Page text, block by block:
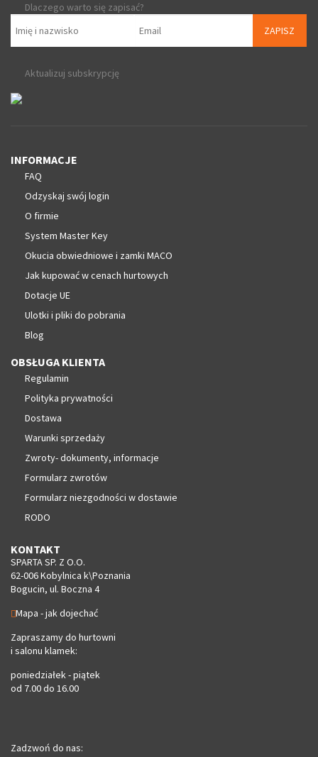
Dlaczego warto się zapisać?
ZAPISZ
Aktualizuj subskrypcję
INFORMACJE
FAQ
Odzyskaj swój login
O firmie
System Master Key
Okucia obwiedniowe i zamki MACO
Jak kupować w cenach hurtowych
Dotacje UE
Ulotki i pliki do pobrania
Blog
OBSŁUGA KLIENTA
Regulamin
Polityka prywatności
Dostawa
Warunki sprzedaży
Zwroty- dokumenty, informacje
Formularz zwrotów
Formularz niezgodności w dostawie
RODO
KONTAKT
SPARTA SP. Z O.O.
62-006 Kobylnica k\Poznania
Bogucin, ul. Boczna 4
Mapa - jak dojechać
Zapraszamy do hurtowni
i salonu klamek:
poniedziałek - piątek
od 7.00 do 16.00
Zadzwoń do nas: